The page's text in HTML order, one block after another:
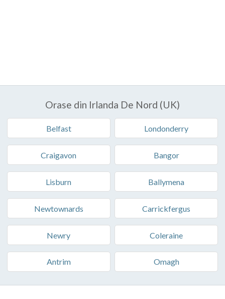
Orase din Irlanda De Nord (UK)
Belfast Londonderry
Craigavon Bangor
Lisburn Ballymena
Newtownards Carrickfergus
Newry Coleraine
Antrim Omagh